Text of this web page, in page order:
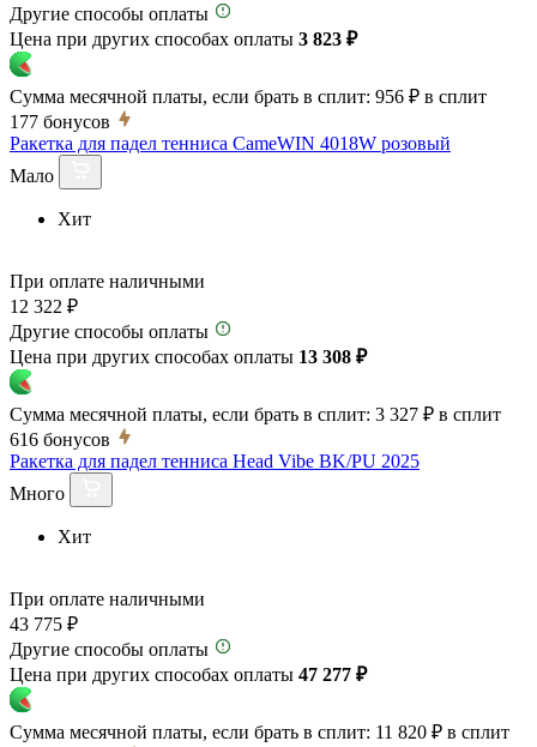
Другие способы оплаты
Цена при других способах оплаты 3 823 ₽
Сумма месячной платы, если брать в сплит: 956 ₽ в сплит
177 бонусов
Ракетка для падел тенниса CameWIN 4018W розовый
Мало
Хит
При оплате наличными
12 322 ₽
Другие способы оплаты
Цена при других способах оплаты 13 308 ₽
Сумма месячной платы, если брать в сплит: 3 327 ₽ в сплит
616 бонусов
Ракетка для падел тенниса Head Vibe BK/PU 2025
Много
Хит
При оплате наличными
43 775 ₽
Другие способы оплаты
Цена при других способах оплаты 47 277 ₽
Сумма месячной платы, если брать в сплит: 11 820 ₽ в сплит